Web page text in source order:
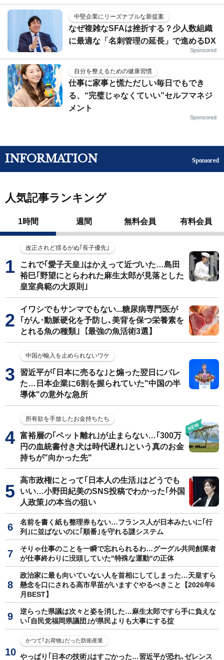
中堅企業にリーズナブルな新提案
なぜ複雑なSFAは挫折する？少人数組織
に最適な「名刺管理の延長」で進めるDX
Sponsored
自分を整えるための健康習慣
仕事に家事と慌ただしい毎日でもでき
る、“完璧じゃなくていい”セルフマネジ
メント
Sponsored
INFORMATION Sponsored
人気記事ランキング
1時間 週間 無料会員 有料会員
改正されど揺るがぬ｢長子優先｣
これで｢愛子天皇｣はかえって近づいた…島田
裕巳｢野望にとらわれた麻生太郎が見落とした
皇室典範の大原則｣
イワシでもサンマでもない...糖尿病専門医が
｢がん･動脈硬化を予防し､美背を保つ栄養素を
とれる魚の種類｣【最強の魚活術3選】
中国が輸入を止められないワケ
習近平が｢日本に売るな｣と煽った翌日にバレ
た…日本企業に6割を握られていた"中国の半
導体"の意外な急所
所有欲を手放したお金持ちたち
富裕層の｢ペット離れ｣が止まらない…｢300万
円の血統書付き犬は時代遅れ｣という真のお金
持ちが"向かった先"
高市政権にとって｢日本人の生活｣はどうでも
いい…小野田紀美のSNS投稿でわかった｢外国
人政策｣の本当の狙い
名前を書く紙も整理券もない…フランス人が日本みたいに｢行
列｣に並ばないのに｢順番｣を守れる謎システム
そりゃ仕事のことを一瞬で忘れられるわ…グーグル共同創業者
が仕事終わりに没頭していた"特殊な運動"の正体
政治家に最も向いていない人を首相にしてしまった…天皇すら
懸念を口にされる高市早苗がいますぐやるべきこと【2026年6
月BEST】
逆らった県議は次々と姿を消した…麻生太郎ですら手に負えな
い｢自民党福岡県議団｣が県民よりも大事にする掟
かつて｢お荷物｣だった防衛産業
やっぱり｢日本の技術｣はすごかった…習近平が恐れ､ゼレンス